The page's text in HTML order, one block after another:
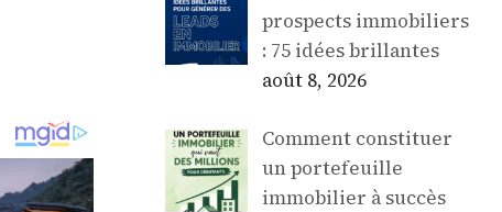
prospects immobiliers
: 75 idées brillantes
août 8, 2026
Comment constituer
un portefeuille
immobilier à succès